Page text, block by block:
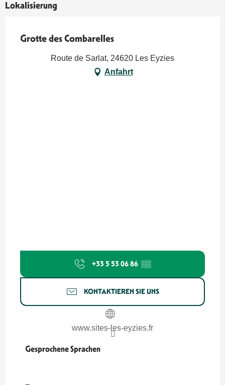
Lokalisierung
Grotte des Combarelles
Route de Sarlat, 24620 Les Eyzies
Anfahrt
+33 5 53 06 86 ▒▒
KONTAKTIEREN SIE UNS
www.sites-les-eyzies.fr
Gesprochene Sprachen
Gesprochene Sprachen